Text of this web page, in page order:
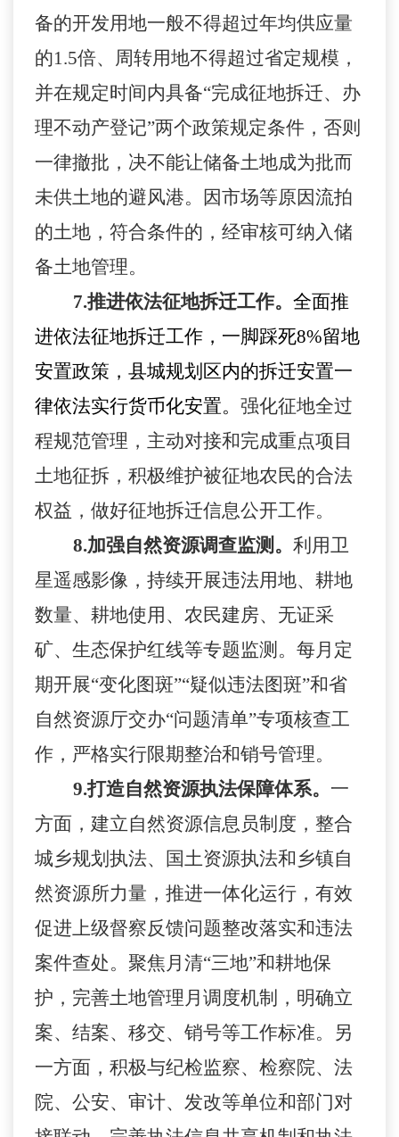
备的开发用地一般不得超过年均供应量
的1.5倍、周转用地不得超过省定规模，
并在规定时间内具备“完成征地拆迁、办
理不动产登记”两个政策规定条件，否则
一律撤批，决不能让储备土地成为批而
未供土地的避风港。因市场等原因流拍
的土地，符合条件的，经审核可纳入储
备土地管理。
7.推进依法征地拆迁工作。 全面推
进依法征地拆迁工作，一脚踩死8%留地
安置政策，县城规划区内的拆迁安置一
律依法实行货币化安置。 强化征地全过
程规范管理，主动对接和完成重点项目
土地征拆，积极维护被征地农民的合法
权益，做好征地拆迁信息公开工作。
8.加强自然资源调查监测。 利用卫
星遥感影像，持续开展违法用地、耕地
数量、耕地使用、农民建房、无证采
矿、生态保护红线等专题监测。每月定
期开展“变化图斑”“疑似违法图斑”和省
自然资源厅交办“问题清单”专项核查工
作，严格实行限期整治和销号管理。
9.打造自然资源执法保障体系。 一
方面，建立自然资源信息员制度，整合
城乡规划执法、国土资源执法和乡镇自
然资源所力量，推进一体化运行，有效
促进上级督察反馈问题整改落实和违法
案件查处。聚焦月清“三地”和耕地保
护，完善土地管理月调度机制，明确立
案、结案、移交、销号等工作标准。另
一方面，积极与纪检监察、检察院、法
院、公安、审计、发改等单位和部门对